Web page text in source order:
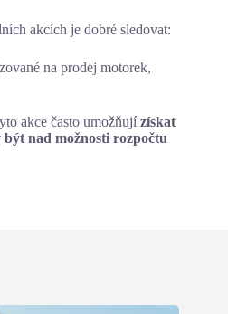
akcích je dobré sledovat:
na prodej motorek,
akce často umožňují získat
nad možnosti rozpočtu